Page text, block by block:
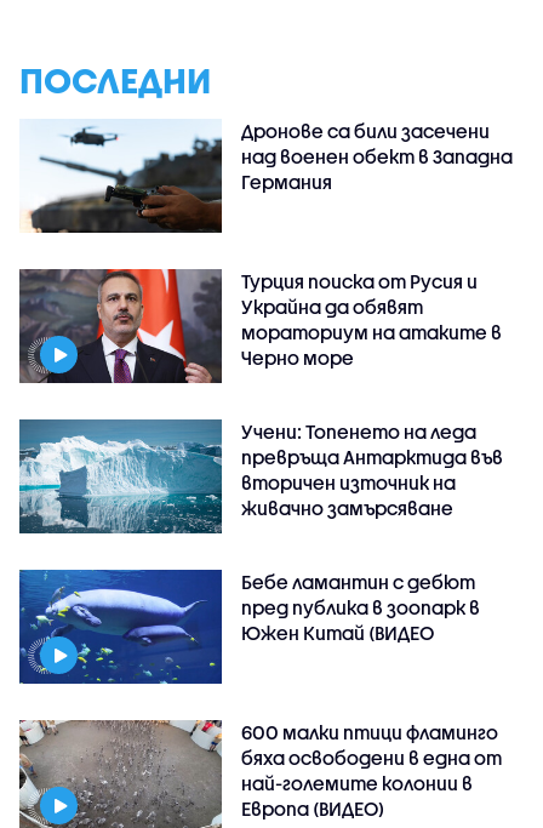
ПОСЛЕДНИ
Дронове са били засечени
над военен обект в Западна
Германия
Турция поиска от Русия и
Украйна да обявят
мораториум на атаките в
Черно море
Учени: Топенето на леда
превръща Антарктида във
вторичен източник на
живачно замърсяване
Бебе ламантин с дебют
пред публика в зоопарк в
Южен Китай (ВИДЕО
600 малки птици фламинго
бяха освободени в една от
най-големите колонии в
Европа (ВИДЕО)